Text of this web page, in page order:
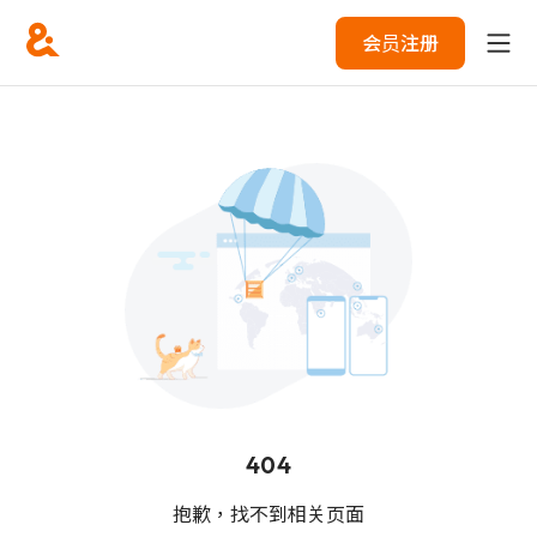
会员注册
404
抱歉，找不到相关页面